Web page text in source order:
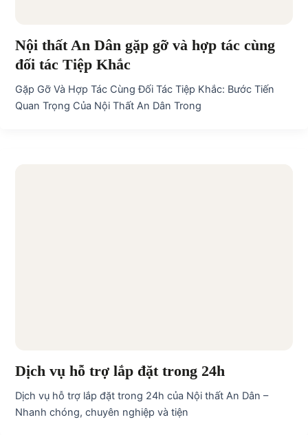
Nội thất An Dân gặp gỡ và hợp tác cùng
đối tác Tiệp Khắc
Gặp Gỡ Và Hợp Tác Cùng Đối Tác Tiệp Khắc: Bước Tiến
Quan Trọng Của Nội Thất An Dân Trong
Dịch vụ hỗ trợ lắp đặt trong 24h
Dịch vụ hỗ trợ lắp đặt trong 24h của Nội thất An Dân –
Nhanh chóng, chuyên nghiệp và tiện